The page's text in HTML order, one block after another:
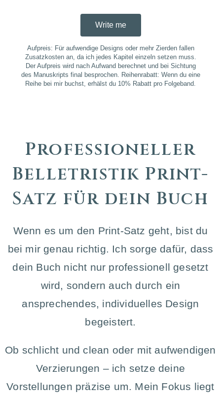
Write me
Aufpreis: Für aufwendige Designs oder mehr Zierden fallen
Zusatzkosten an, da ich jedes Kapitel einzeln setzen muss.
Der Aufpreis wird nach Aufwand berechnet und bei Sichtung
des Manuskripts final besprochen. Reihenrabatt: Wenn du eine
Reihe bei mir buchst, erhälst du 10% Rabatt pro Folgeband.
Professioneller
Belletristik Print-
Satz für dein Buch
Wenn es um den Print-Satz geht, bist du
bei mir genau richtig. Ich sorge dafür, dass
dein Buch nicht nur professionell gesetzt
wird, sondern auch durch ein
ansprechendes, individuelles Design
begeistert.
Ob schlicht und clean oder mit aufwendigen
Verzierungen – ich setze deine
Vorstellungen präzise um. Mein Fokus liegt